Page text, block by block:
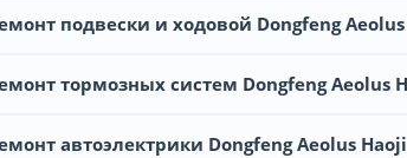
подвески и ходовой Dongfeng
тормозных систем Dongfeng Aeolus
автоэлектрики Dongfeng Aeolus Haoji